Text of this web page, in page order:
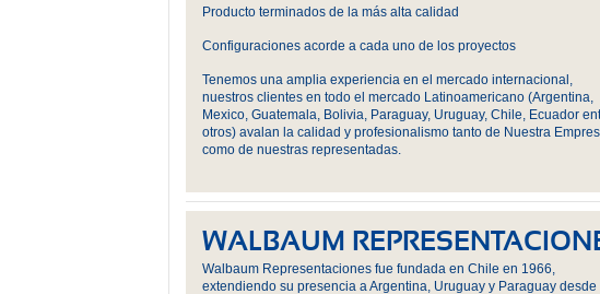
Producto terminados de la más alta calidad
Configuraciones acorde a cada uno de los proyectos
Tenemos una amplia experiencia en el mercado internacional,
nuestros clientes en todo el mercado Latinoamericano (Argentina,
Mexico, Guatemala, Bolivia, Paraguay, Uruguay, Chile, Ecuador
otros) avalan la calidad y profesionalismo tanto de Nuestra
como de nuestras representadas.
WALBAUM
Walbaum Representaciones fue fundada en Chile en 1966,
extendiendo su presencia a Argentina, Uruguay y Paraguay desde